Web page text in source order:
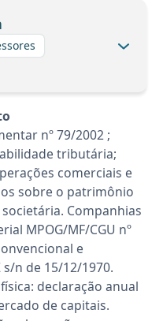
nº 79/2002 ;
tributária;
comerciais e
sobre o patrimônio
Companhias
MPOG/MF/CGU nº
e
s/n de 15/12/1970.
declaração anual
de capitais.